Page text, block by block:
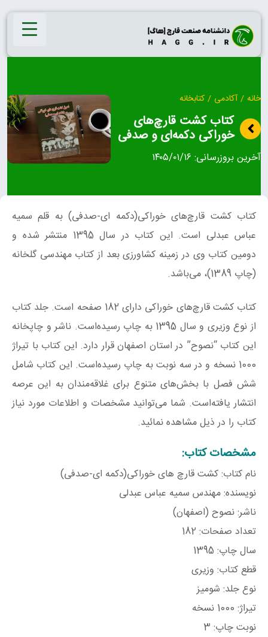
Skip
content
خانه / آکادمی / کتابخانه
کتاب کشت قارچ‌های
خوراکی دکمه‌ای و صدفی
آخرین بروزرسانی: ۱۴۰۵/۰۱/۱۶
کتاب کشت قارچ‌های خوراکی(دکمه ای-صدفی) به قلم سمیه
عباس عبدلی است. این کتاب در سال 1395 منتشر شده و
دومین کتاب وی در زمینه کشاورزی بعد از کتاب مهندسی گلخانه
(چاپ 1389)، می‌باشد.
کتاب کشت قارچ‌های خوراکی دارای 182 صفحه است. جلد کتاب
از نوع وزیری و سال 1395 به چاپ رسیده‌است. ناشر و چاپخانه
این کتاب “نصوح” در استان اصفهان قرار دارد. این کتاب با تیراژ
1000 نسخه و در سه نوبت به چاپ رسیده‌است. این کتاب شامل
شش فصل با بخش‌های متنوع برای غلاقه‌مندان به این عرصه
انتشار یافته‌است. شما می‌توانید مشخصات و اطلاعات مورد نیاز
کتاب را در ذیل مشاهده نمائید.
مشخصات کتاب:
نام کتاب: کشت قارچ های خوراکی(دکمه ای-صدفی)
نویسنده: مهندس سمیه عباس عبدلی
ناشر: نصوح (اصفهان)
تعداد صفحات: 182
سال چاپ: 1395
قطع کتاب: وزیری
نوع جلد: شومیز
تیراژ: 1000 نسخه
نوبت چاپ: 3